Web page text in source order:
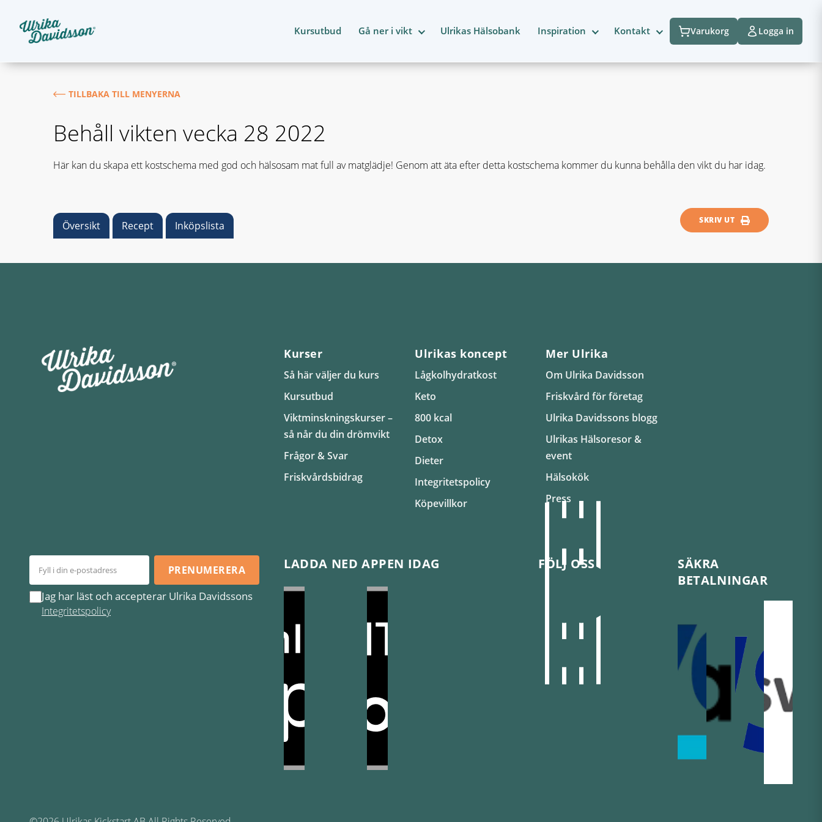
Kursutbud Gå ner i vikt Ulrikas Hälsobank Inspiration Kontakt Varukorg Logga in
TILLBAKA TILL MENYERNA
Behåll vikten vecka 28 2022
Här kan du skapa ett kostschema med god och hälsosam mat full av matglädje! Genom att äta efter detta kostschema kommer du kunna behålla den vikt du har idag.
Översikt Recept Inköpslista SKRIV UT
Kurser
Så här väljer du kurs
Kursutbud
Viktminskningskurser –
så når du din drömvikt
Frågor & Svar
Friskvårdsbidrag
Ulrikas koncept
Lågkolhydratkost
Keto
800 kcal
Detox
Dieter
Integritetspolicy
Köpevillkor
Mer Ulrika
Om Ulrika Davidsson
Friskvård för företag
Ulrika Davidssons blogg
Ulrikas Hälsoresor &
event
Hälsokök
Press
PRENUMERERA
Jag har läst och accepterar Ulrika Davidssons
Integritetspolicy
LADDA NED APPEN IDAG FÖLJ OSS
SÄKRA
BETALNINGAR